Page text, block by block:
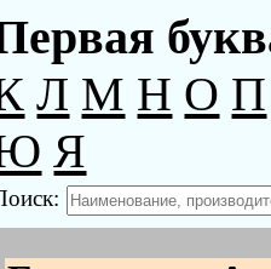
Л М Н О П
Я